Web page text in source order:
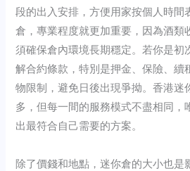
段的出入安排，方便用家按個人時間
倉，專業程度就更加重要，因為酒類
須確保倉內環境長期穩定。若你是初
解合約條款，特別是押金、保險、續
物限制，避免日後出現爭拗。香港迷
多，但每一間的服務模式不盡相同，
出最符合自己需要的方案。
除了價錢和地點，迷你倉的大小也是